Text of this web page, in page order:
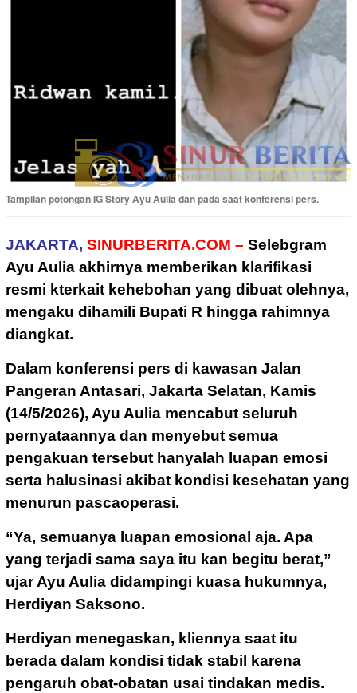
Tampilan potongan IG Story Ayu Aulia dan pada saat konferensi pers.
JAKARTA, SINURBERITA.COM – Selebgram
Ayu Aulia akhirnya memberikan klarifikasi
resmi kterkait kehebohan yang dibuat olehnya,
mengaku dihamili Bupati R hingga rahimnya
diangkat.
Dalam konferensi pers di kawasan Jalan
Pangeran Antasari, Jakarta Selatan, Kamis
(14/5/2026), Ayu Aulia mencabut seluruh
pernyataannya dan menyebut semua
pengakuan tersebut hanyalah luapan emosi
serta halusinasi akibat kondisi kesehatan yang
menurun pascaoperasi.
“Ya, semuanya luapan emosional aja. Apa
yang terjadi sama saya itu kan begitu berat,”
ujar Ayu Aulia didampingi kuasa hukumnya,
Herdiyan Saksono.
Herdiyan menegaskan, kliennya saat itu
berada dalam kondisi tidak stabil karena
pengaruh obat-obatan usai tindakan medis.